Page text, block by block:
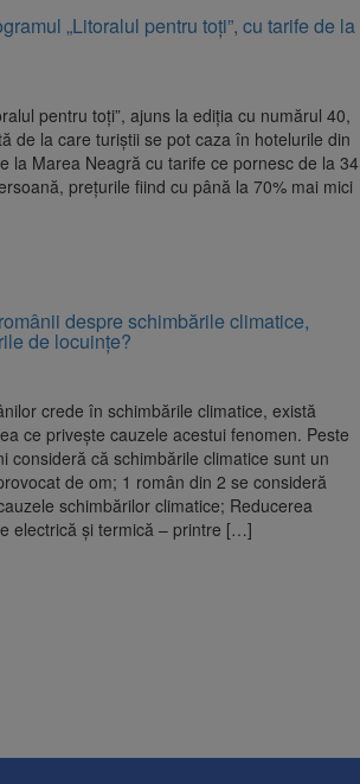
„Litoralul pentru toți”, cu tarife de la
pentru toți”, ajuns la ediția cu numărul 40,
de la care turiștii se pot caza în hotelurile din
la Marea Neagră cu tarife ce pornesc de la 34
prețurile fiind cu până la 70% mai mici
despre schimbările climatice,
de locuinţe?
crede în schimbările climatice, există
ce priveşte cauzele acestui fenomen. Peste
consideră că schimbările climatice sunt un
de om; 1 român din 2 se consideră
schimbărilor climatice; Reducerea
electrică şi termică – printre […]